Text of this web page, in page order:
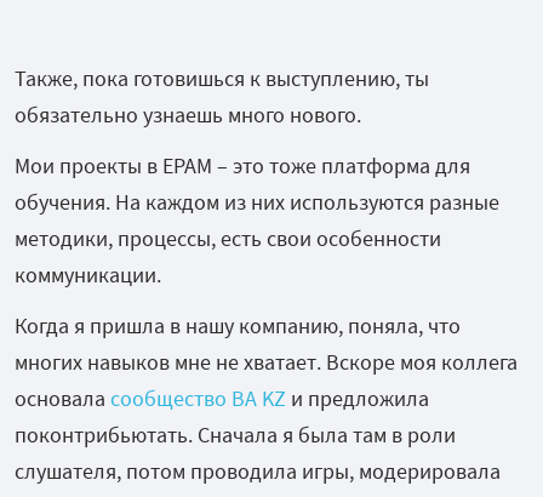
Также, пока готовишься к выступлению, ты
обязательно узнаешь много нового.
Мои проекты в EPAM – это тоже платформа для
обучения. На каждом из них используются разные
методики, процессы, есть свои особенности
коммуникации.
Когда я пришла в нашу компанию, поняла, что
многих навыков мне не хватает. Вскоре моя коллега
основала сообщество BA KZ и предложила
поконтрибьютать. Сначала я была там в роли
слушателя, потом проводила игры, модерировала